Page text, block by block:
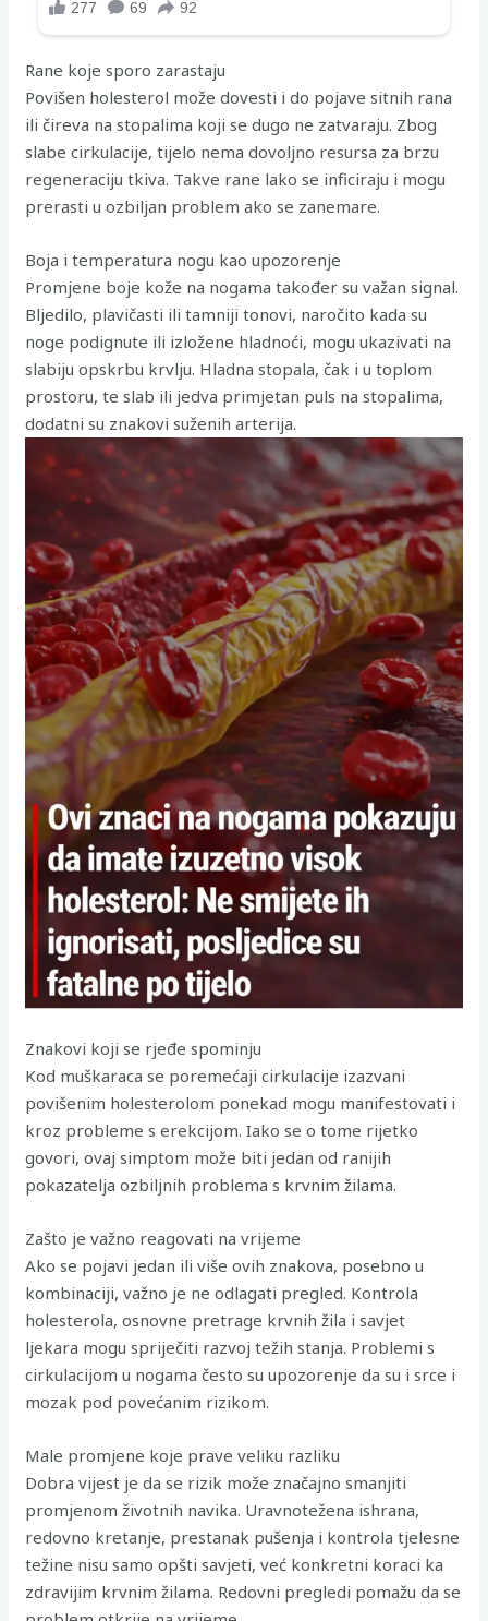
Rane koje sporo zarastaju
Povišen holesterol može dovesti i do pojave sitnih rana
ili čireva na stopalima koji se dugo ne zatvaraju. Zbog
slabe cirkulacije, tijelo nema dovoljno resursa za brzu
regeneraciju tkiva. Takve rane lako se inficiraju i mogu
prerasti u ozbiljan problem ako se zanemare.
Boja i temperatura nogu kao upozorenje
Promjene boje kože na nogama također su važan signal.
Bljedilo, plavičasti ili tamniji tonovi, naročito kada su
noge podignute ili izložene hladnoći, mogu ukazivati na
slabiju opskrbu krvlju. Hladna stopala, čak i u toplom
prostoru, te slab ili jedva primjetan puls na stopalima,
dodatni su znakovi suženih arterija.
Znakovi koji se rjeđe spominju
Kod muškaraca se poremećaji cirkulacije izazvani
povišenim holesterolom ponekad mogu manifestovati i
kroz probleme s erekcijom. Iako se o tome rijetko
govori, ovaj simptom može biti jedan od ranijih
pokazatelja ozbiljnih problema s krvnim žilama.
Zašto je važno reagovati na vrijeme
Ako se pojavi jedan ili više ovih znakova, posebno u
kombinaciji, važno je ne odlagati pregled. Kontrola
holesterola, osnovne pretrage krvnih žila i savjet
ljekara mogu spriječiti razvoj težih stanja. Problemi s
cirkulacijom u nogama često su upozorenje da su i srce i
mozak pod povećanim rizikom.
Male promjene koje prave veliku razliku
Dobra vijest je da se rizik može značajno smanjiti
promjenom životnih navika. Uravnotežena ishrana,
redovno kretanje, prestanak pušenja i kontrola tjelesne
težine nisu samo opšti savjeti, već konkretni koraci ka
zdravijim krvnim žilama. Redovni pregledi pomažu da se